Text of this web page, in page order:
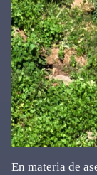
En materia de